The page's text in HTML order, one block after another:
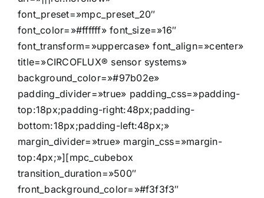
font_preset=»mpc_preset_20″
font_color=»#ffffff» font_size=»16″
font_transform=»uppercase» font_align=»center»
title=»CIRCOFLUX® sensor systems»
background_color=»#97b02e»
padding_divider=»true» padding_css=»padding-
top:18px;padding-right:48px;padding-
bottom:18px;padding-left:48px;»
margin_divider=»true» margin_css=»margin-
top:4px;»][mpc_cubebox
transition_duration=»500″
front_background_color=»#f3f3f3″